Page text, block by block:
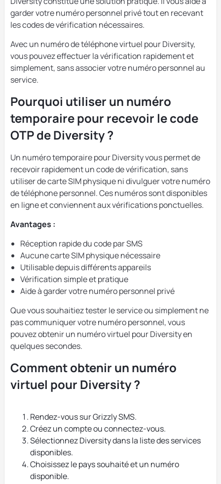
garder votre numéro personnel privé tout en recevant
les codes de vérification nécessaires.
Avec un numéro de téléphone virtuel pour Diversity,
vous pouvez effectuer la vérification rapidement et
simplement, sans associer votre numéro personnel au
service.
Pourquoi utiliser un numéro
temporaire pour recevoir le code
OTP de Diversity ?
Un numéro temporaire pour Diversity vous permet de
recevoir rapidement un code de vérification, sans
utiliser de carte SIM physique ni divulguer votre numéro
de téléphone personnel. Ces numéros sont disponibles
en ligne et conviennent aux vérifications ponctuelles.
Avantages :
Réception rapide du code par SMS
Aucune carte SIM physique nécessaire
Utilisable depuis différents appareils
Vérification simple et pratique
Aide à garder votre numéro personnel privé
Que vous souhaitiez tester le service ou simplement ne
pas communiquer votre numéro personnel, vous
pouvez obtenir un numéro virtuel pour Diversity en
quelques secondes.
Comment obtenir un numéro
virtuel pour Diversity ?
Rendez-vous sur Grizzly SMS.
Créez un compte ou connectez-vous.
Sélectionnez Diversity dans la liste des services
disponibles.
Choisissez le pays souhaité et un numéro
disponible.